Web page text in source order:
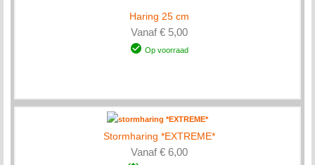
Haring 25 cm
Vanaf € 5,00
Op voorraad
Stormharing *EXTREME*
Vanaf € 6,00